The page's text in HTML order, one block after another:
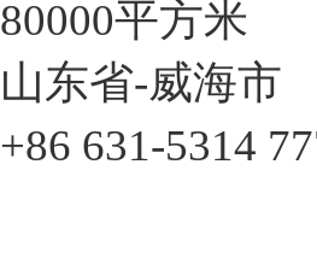
80000平方米
山东省-威海市
+86 631-5314